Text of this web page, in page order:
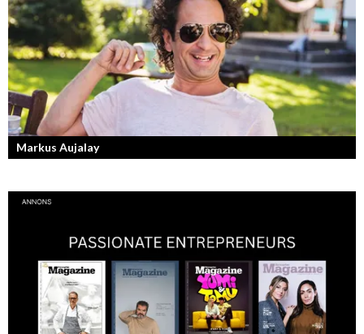
Markus Aujalay
Sveriges tuffaste matjury är epitetet på juryn i Sveriges Mästerkock.